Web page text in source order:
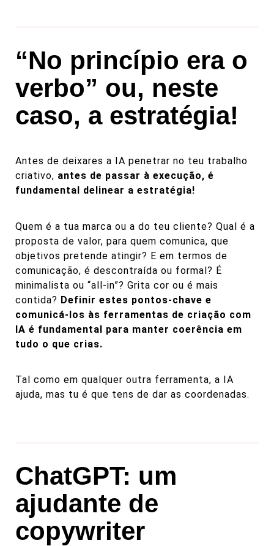
“No princípio era o
verbo” ou, neste
caso, a estratégia!
Antes de deixares a IA penetrar no teu trabalho
criativo, antes de passar à execução, é
fundamental delinear a estratégia!
Quem é a tua marca ou a do teu cliente? Qual é a
proposta de valor, para quem comunica, que
objetivos pretende atingir? E em termos de
comunicação, é descontraída ou formal? É
minimalista ou “all-in”? Grita cor ou é mais
contida? Definir estes pontos-chave e
comunicá-los às ferramentas de criação com
IA é fundamental para manter coerência em
tudo o que crias.
Tal como em qualquer outra ferramenta, a IA
ajuda, mas tu é que tens de dar as coordenadas.
ChatGPT: um
ajudante de
copywriter